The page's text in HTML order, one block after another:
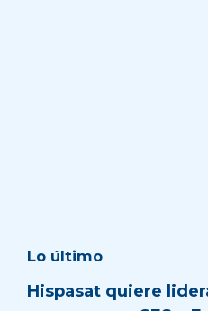
Lo último
Hispasat quiere